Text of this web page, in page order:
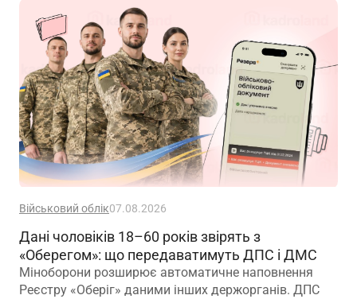
Військовий облік07.08.2026
Дані чоловіків 18–60 років звірять з
«Оберегом»: що передаватимуть ДПС і ДМС
Міноборони розширює автоматичне наповнення
Реєстру «Оберіг» даними інших держорганів. ДПС